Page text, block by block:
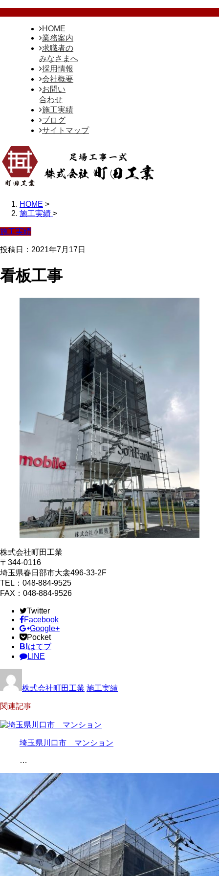
HOME
業務案内
求職者の
みなさまへ
採用情報
会社概要
お問い
合わせ
施工実績
ブログ
サイトマップ
HOME >
施工実績 >
施工実績
投稿日：2021年7月17日
看板工事
株式会社町田工業
〒344-0116
埼玉県春日部市大衾496-33-2F
TEL：048-884-9525
FAX：048-884-9526
Twitter
Facebook
Google+
Pocket
B!はてブ
LINE
株式会社町田工業 施工実績
関連記事
埼玉県川口市 マンション
…